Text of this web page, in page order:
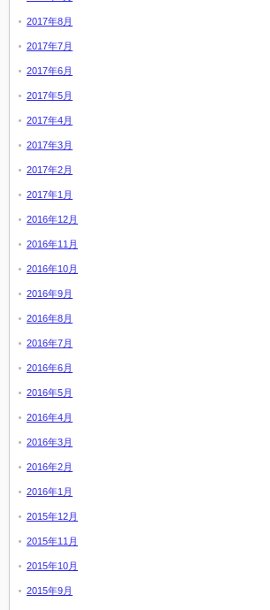
2017年8月
2017年7月
2017年6月
2017年5月
2017年4月
2017年3月
2017年2月
2017年1月
2016年12月
2016年11月
2016年10月
2016年9月
2016年8月
2016年7月
2016年6月
2016年5月
2016年4月
2016年3月
2016年2月
2016年1月
2015年12月
2015年11月
2015年10月
2015年9月